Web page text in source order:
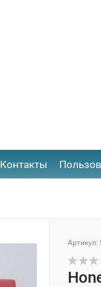
Контакты
Артикул: